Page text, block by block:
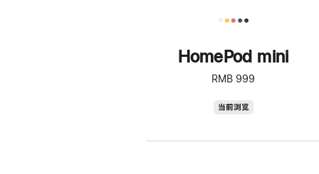
HomePod mini
RMB 999
当前浏览